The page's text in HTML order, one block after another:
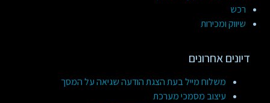
רכש
שיווק ומכירות
דיונים אחרונים
משלוח מייל בעת הצגת הודעה שגיאה על המסך
עיצוב מסמכי מערכת